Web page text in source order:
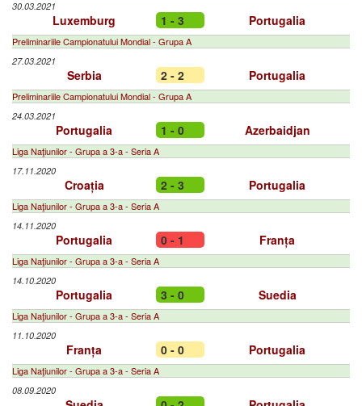
30.03.2021
Luxemburg 1 - 3 Portugalia
Preliminariile Campionatului Mondial - Grupa A
27.03.2021
Serbia 2 - 2 Portugalia
Preliminariile Campionatului Mondial - Grupa A
24.03.2021
Portugalia 1 - 0 Azerbaidjan
Liga Naţiunilor - Grupa a 3-a - Seria A
17.11.2020
Croația 2 - 3 Portugalia
Liga Naţiunilor - Grupa a 3-a - Seria A
14.11.2020
Portugalia 0 - 1 Franța
Liga Naţiunilor - Grupa a 3-a - Seria A
14.10.2020
Portugalia 3 - 0 Suedia
Liga Naţiunilor - Grupa a 3-a - Seria A
11.10.2020
Franța 0 - 0 Portugalia
Liga Naţiunilor - Grupa a 3-a - Seria A
08.09.2020